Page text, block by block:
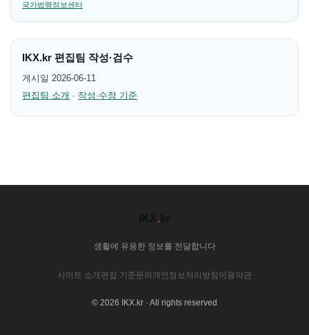
국가법령정보센터
IKX.kr 편집팀 작성·검수
게시일 2026-06-11
편집팀 소개 · 작성·수정 기준
.
생활에 유용한 정보를 전달합니다
사이트 소개 편집 기준문의 개인정보처리방침 이용약관
© 2026 IKX.kr · All rights reserved